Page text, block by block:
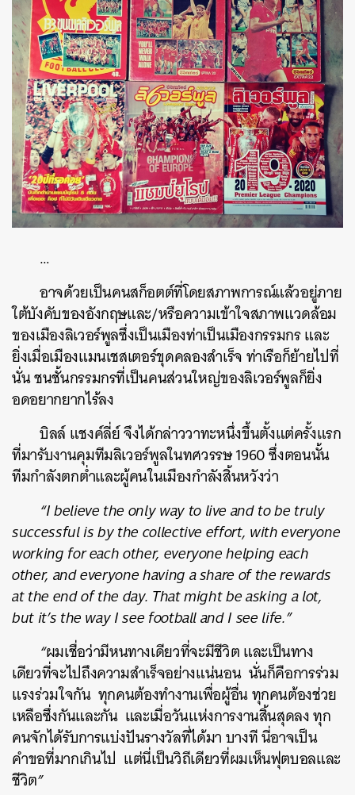
…
อาจด้วยเป็นคนสก็อตต์ที่โดยสภาพการณ์แล้วอยู่ภาย
ใต้บังคับของอังกฤษและ/หรือความเข้าใจสภาพแวดล้อม
ของเมืองลิเวอร์พูลซึ่งเป็นเมืองท่าเป็นเมืองกรรมกรและ
ยิ่งเมื่อเมืองแมนเชสเตอร์ขุดคลองสำเร็จท่าเรือก็ย้ายไปที่
นั่นชนชั้นกรรมกรที่เป็นคนส่วนใหญ่ของลิเวอร์พูลก็ยิ่ง
อดอยากยากไร้ลง
บิลล์แชงค์ลี่ย์จึงได้กล่าววาทะหนึ่งขึ้นตั้งแต่ครั้งแรก
ที่มารับงานคุมทีมลิเวอร์พูลในทศวรรษ1960ซึ่งตอนนั้น
ทีมกำลังตกต่ำและผู้คนในเมืองกำลังสิ้นหวังว่า
“I believe the only way to live and to be truly
successful is by the collective effort, with everyone
working for each other, everyone helping each
other, and everyone having a share of the rewards
at the end of the day. That might be asking a lot,
but it’s the way I see football and I see life.”
“ผมเชื่อว่ามีหนทางเดียวที่จะมีชีวิตและเป็นทาง
เดียวที่จะไปถึงความสำเร็จอย่างแน่นอน นั่นก็คือการร่วม
แรงร่วมใจกัน ทุกคนต้องทำงานเพื่อผู้อื่นทุกคนต้องช่วย
เหลือซึ่งกันและกัน และเมื่อวันแห่งการงานสิ้นสุดลงทุก
คนจักได้รับการแบ่งปันรางวัลที่ได้มาบางทีนี่อาจเป็น
คำขอที่มากเกินไป แต่นี่เป็นวิถีเดียวที่ผมเห็นฟุตบอลและ
ชีวิต”